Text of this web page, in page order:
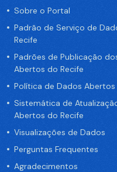
Sobre o Portal
Padrão de Serviço de
Recife
Padrões de Publicação
Abertos do Recife
Política de Dados
Sistemática de
Abertos do Recife
Visualizações de Dados
Perguntas Frequentes
Agradecimentos